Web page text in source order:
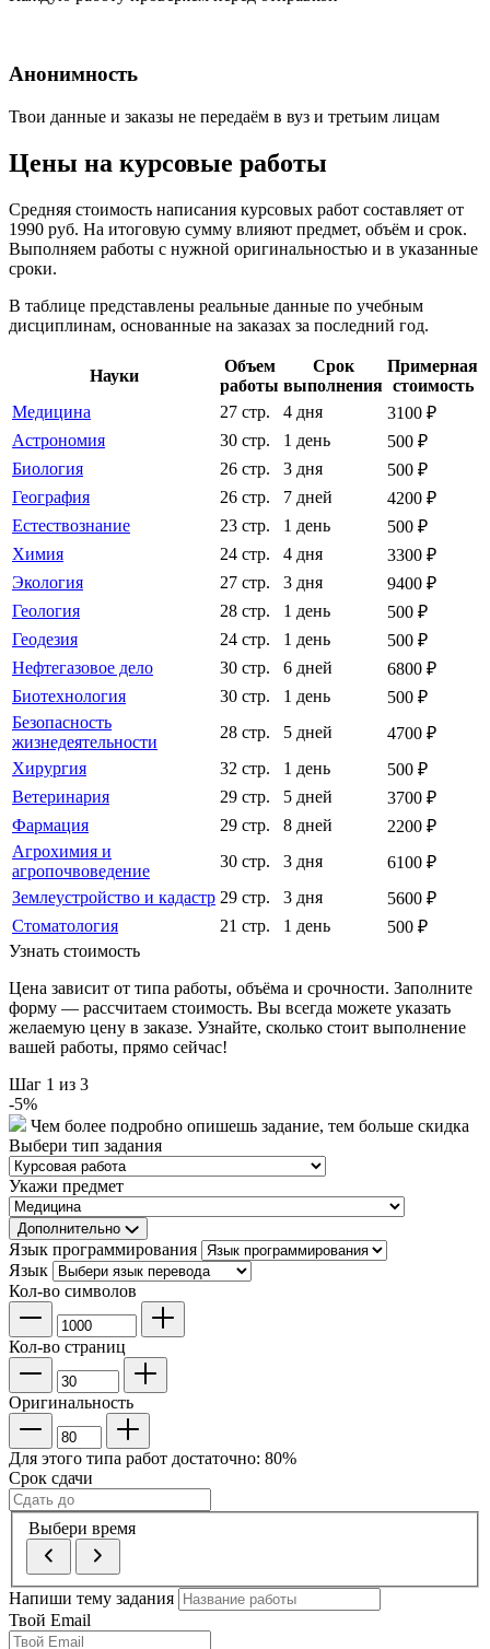
Анонимность
Твои данные и заказы не передаём в вуз и третьим лицам
Цены на курсовые работы
Средняя стоимость написания курсовых работ составляет от
1990 руб. На итоговую сумму влияют предмет, объём и срок.
Выполняем работы с нужной оригинальностью и в указанные
сроки.
В таблице представлены реальные данные по учебным
дисциплинам, основанные на заказах за последний год.
Науки
Объем
работы
Срок
выполнения
Примерная
стоимость
Медицина
27 стр. 4 дня
3100 ₽
Астрономия
30 стр. 1 день
500 ₽
Биология
26 стр. 3 дня
500 ₽
География
26 стр. 7 дней
4200 ₽
Естествознание
23 стр. 1 день
500 ₽
Химия
24 стр. 4 дня
3300 ₽
Экология
27 стр. 3 дня
9400 ₽
Геология
28 стр. 1 день
500 ₽
Геодезия
24 стр. 1 день
500 ₽
Нефтегазовое дело
30 стр. 6 дней
6800 ₽
Биотехнология
30 стр. 1 день
500 ₽
Безопасность
жизнедеятельности
28 стр. 5 дней
4700 ₽
Хирургия
32 стр. 1 день
500 ₽
Ветеринария
29 стр. 5 дней
3700 ₽
Фармация
29 стр. 8 дней
2200 ₽
Агрохимия и
агропочвоведение
30 стр. 3 дня
6100 ₽
Землеустройство и кадастр 29 стр. 3 дня
5600 ₽
Стоматология
21 стр. 1 день
500 ₽
Узнать стоимость
Цена зависит от типа работы, объёма и срочности. Заполните
форму — рассчитаем стоимость. Вы всегда можете указать
желаемую цену в заказе. Узнайте, сколько стоит выполнение
вашей работы, прямо сейчас!
Шаг 1 из 3
-5%
Чем более подробно опишешь задание, тем больше скидка
Выбери тип задания
Укажи предмет
Дополнительно
Язык программирования
Язык
Кол-во символов
Кол-во страниц
Оригинальность
Для этого типа работ достаточно: 80%
Срок сдачи
Выбери время
Напиши тему задания
Твой Email